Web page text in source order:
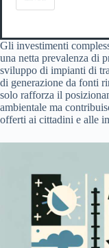
Gli investimenti
una netta prevalenza di
sviluppo di impianti di
di generazione da fonti
solo rafforza il
ambientale ma
offerti ai cittadini e alle